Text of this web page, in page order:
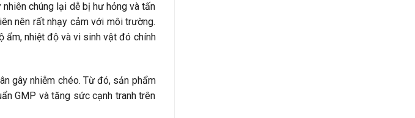
chúng lại dễ bị hư hỏng và tấn
nên rất nhạy cảm với môi trường.
ẩm, nhiệt độ và vi sinh vật đó chính
gây nhiễm chéo. Từ đó, sản phẩm
GMP và tăng sức cạnh tranh trên